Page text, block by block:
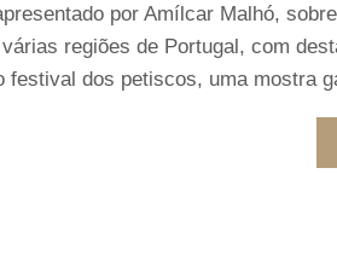
por Amílcar Malhó,
regiões de Portugal, com
festival dos petiscos, uma mostra